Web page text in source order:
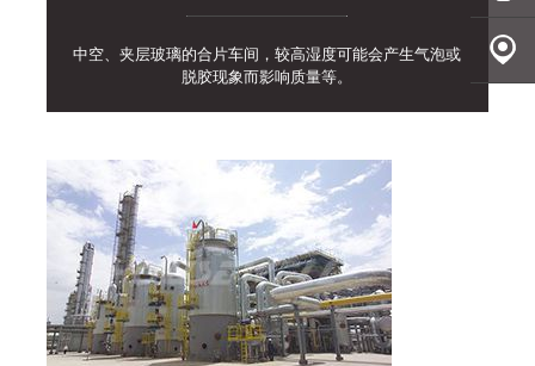
中空、夹层玻璃的合片车间，较高湿度可能会产生气泡或
脱胶现象而影响质量等。
发送邮
件
地理定